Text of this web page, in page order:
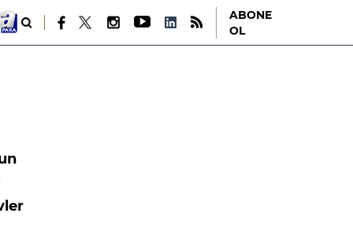
ABONE
OL